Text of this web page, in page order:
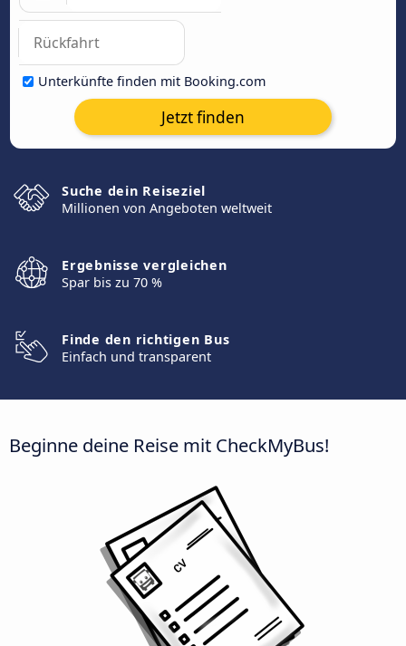
Unterkünfte finden mit Booking.com
Jetzt finden
Suche dein Reiseziel
Millionen von Angeboten weltweit
Ergebnisse vergleichen
Spar bis zu 70 %
Finde den richtigen Bus
Einfach und transparent
Beginne deine Reise mit CheckMyBus!